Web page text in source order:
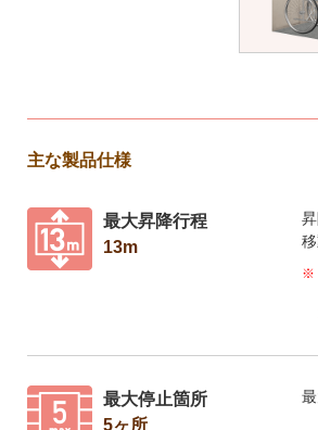
主な製品仕様
最大昇降行程
13m
※
最大停止箇所
5ヶ所